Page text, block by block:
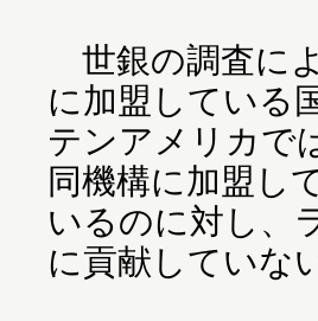
世銀の調査に
に加盟している
テンアメリカで
同機構に加盟し
いるのに対し、
に貢献していな